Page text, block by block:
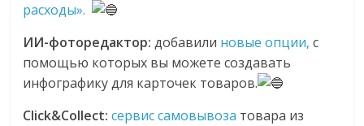
расходы».
ИИ-фоторедактор:добавили новые опции, с
помощью которых вы можете создавать
инфографику для карточек товаров.
Click&Collect: сервис самовывоза товара из